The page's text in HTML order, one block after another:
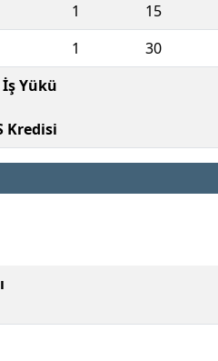
1 15
1 30
Yükü
Kredisi